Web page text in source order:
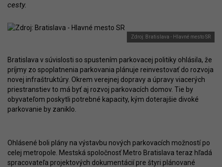
cesty.
Zdroj: Bratislava - Hlavné mesto SR
Bratislava v súvislosti so spustením parkovacej politiky ohlásila, že
príjmy zo spoplatnenia parkovania plánuje reinvestovať do rozvoja
novej infraštruktúry. Okrem verejnej dopravy a úpravy viacerých
priestranstiev to má byť aj rozvoj parkovacích domov. Tie by
obyvateľom poskytli potrebné kapacity, kým doterajšie divoké
parkovanie by zaniklo.
Ohlásené boli plány na výstavbu nových parkovacích možností po
celej metropole. Mestská spoločnosť Metro Bratislava teraz hľadá
spracovateľa projektových dokumentácií pre štyri plánované